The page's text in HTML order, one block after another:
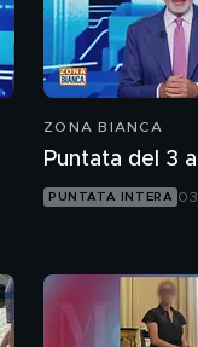
ZONA BIANCA
Puntata del 3
PUNTATA INTERA